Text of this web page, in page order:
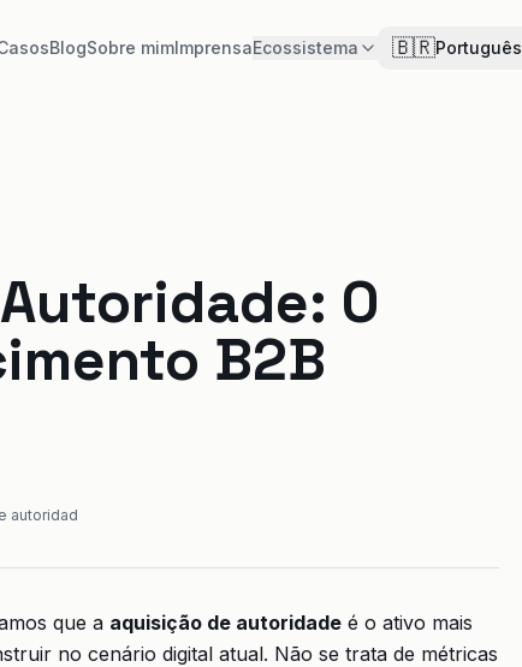
BlogSobre mimImprensaEcossistema 🇧🇷Português
O
B2B
autoridad
que a aquisição de autoridade é o ativo mais
no cenário digital atual. Não se trata de métricas